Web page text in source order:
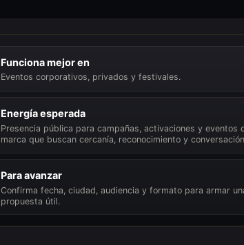
Funciona mejor en
Eventos corporativos, privados y festivales.
Energía esperada
Presencia pública para campañas, activaciones y eventos
marca que buscan cercanía, reconocimiento y
Para avanzar
Confirma fecha, ciudad, audiencia y formato para armar
propuesta útil.